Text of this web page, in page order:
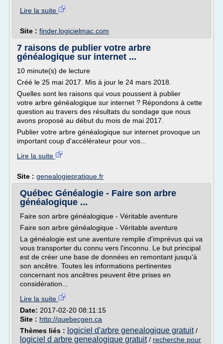
Lire la suite
Site : finder.logicielmac.com
7 raisons de publier votre arbre
généalogique sur internet ...
10 minute(s) de lecture
Créé le 25 mai 2017. Mis à jour le 24 mars 2018.
Quelles sont les raisons qui vous poussent à publier
votre arbre généalogique sur internet ? Répondons à cette
question au travers des résultats du sondage que nous
avons proposé au début du mois de mai 2017.
Publier votre arbre généalogique sur internet provoque un
important coup d'accélérateur pour vos...
Lire la suite
Site : genealogiepratique.fr
Québec Généalogie - Faire son arbre
généalogique ...
Faire son arbre généalogique - Véritable aventure
Faire son arbre généalogique - Véritable aventure
La généalogie est une aventure remplie d'imprévus qui va
vous transporter du connu vers l'inconnu. Le but principal
est de créer une base de données en remontant jusqu'à
son ancêtre. Toutes les informations pertinentes
concernant nos ancêtres peuvent être prises en
considération...
Lire la suite
Date: 2017-02-20 08:11:15
Site : http://quebecgen.ca
Thèmes liés : logiciel d'arbre genealogique gratuit/
logiciel d arbre genealogique gratuit/ recherche pour